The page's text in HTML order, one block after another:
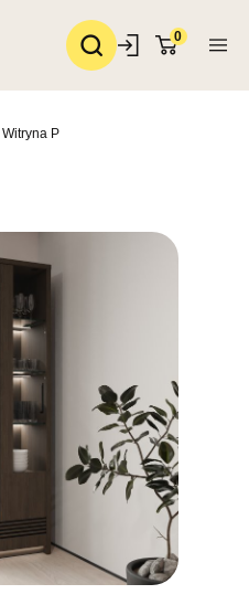
0
Witryna P